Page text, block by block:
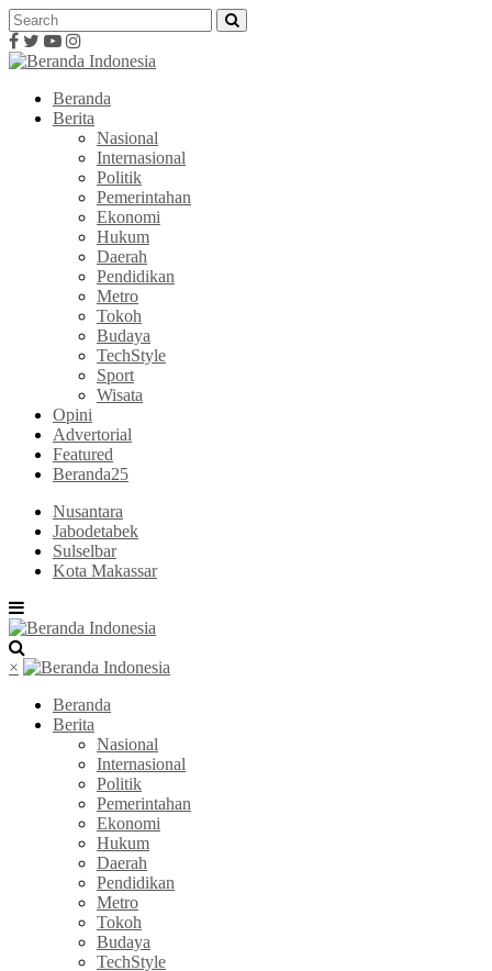
Beranda
Berita
Nasional
Internasional
Politik
Pemerintahan
Ekonomi
Hukum
Daerah
Pendidikan
Metro
Tokoh
Budaya
TechStyle
Sport
Wisata
Opini
Advertorial
Featured
Beranda25
Nusantara
Jabodetabek
Sulselbar
Kota Makassar
×
Beranda
Berita
Nasional
Internasional
Politik
Pemerintahan
Ekonomi
Hukum
Daerah
Pendidikan
Metro
Tokoh
Budaya
TechStyle